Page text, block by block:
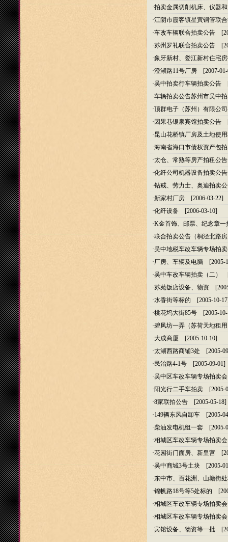
·拍卖金属切削机床、仪器
·江阴市霞客镇星寅铜管联
·车改车辆联合拍卖公告
·苏州罗礼联合拍卖公告
·象牙新村、娄江新村住宅
·澄湖路11号厂房 [2007-
·吴中拍卖行车辆拍卖公告
·车辆拍卖公告苏州市吴中
·顶群电子（苏州）有限公
· 因果巷银泉宾馆拍卖公告
·昆山花桥镇厂房及土地使
·海南省海口市债权资产包
·太仓、常熟等房产拍租公告
·化纤公司机器设备拍卖公告
·钻戒、劳力士、奥迪拍卖
·新家村厂房 [2006-03-22]
·化纤设备 [2006-03-10]
·K金首饰、邮票、纪念章一
·联合拍卖公告（桐泾北路
·吴中地税车改车辆专场拍
·厂房、车辆及电脑 [2005-
·吴中车改车辆拍卖（二）
·苏苑饭店设备、物资
·水香街等标的 [2005-10-
·桃花坞大街85号 [2005-
·碧凤坊一弄（苏荷天地租
·大成商厦 [2005-10-10]
·太湖西路商铺3处 [2005-
· 民治路4-1号 [2005-09-01]
·吴中区车改车辆专场拍卖会
·阳光行二手车拍卖 [2005-
·8家联拍公告 [2005-05-18]
·149辆东风自卸车 [2005-
·柴油发电机组一套 [2005-
·相城区车改车辆专场拍卖
·花园街门面房、新皇宫
·吴中商城3号土块 [2005-
·东中市、百花洲、山塘街
·锦帆路18号等5处标的
·相城区车改车辆专场拍卖
·相城区车改车辆专场拍卖
·宾馆设备、物资等一批